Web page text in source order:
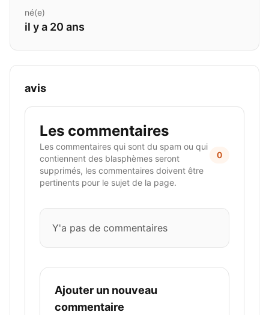
né(e)
il y a 20 ans
avis
Les commentaires
Les commentaires qui sont du spam ou qui
contiennent des blasphèmes seront
supprimés, les commentaires doivent être
pertinents pour le sujet de la page.
0
Y'a pas de commentaires
Ajouter un nouveau
commentaire